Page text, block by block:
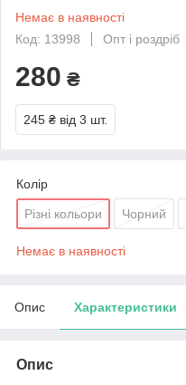
Немає в наявності
Код: 13998
Опт і роздріб
280 ₴
245 ₴ від 3 шт.
Колір
Різні кольори Чорний
Немає в наявності
Опис Характеристики
Опис